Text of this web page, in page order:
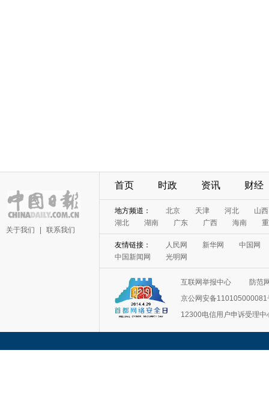
关于我们 联系我们
首页 时政 资讯 财经
地方频道： 北京 天津 河北
山西
湖北
湖南 广东 广西 海南
友情链接： 人民网 新华网
中国网
中国新闻网
光明网
互联网举报中心
防范
京公网安备110105000081
12300电信用户申诉受理中